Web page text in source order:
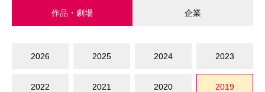
作品・劇場 企業
2026 2025 2024 2023
2022 2021 2020 2019